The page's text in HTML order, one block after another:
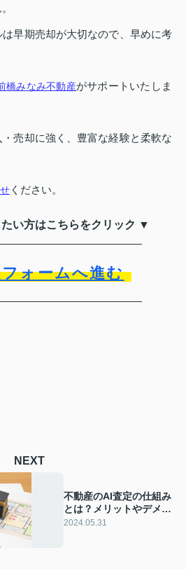
早期売却が大切なので、早めに考
橋みなみ不動産がサポートいたしま
売却に強く、豊富な経験と柔軟な
ください。
い方はこちらをクリック ▼
ォームへ進む
NEXT
不動産のAI査定の仕組み
とは？メリットやデメリ
ットをご紹介
2024.05.31